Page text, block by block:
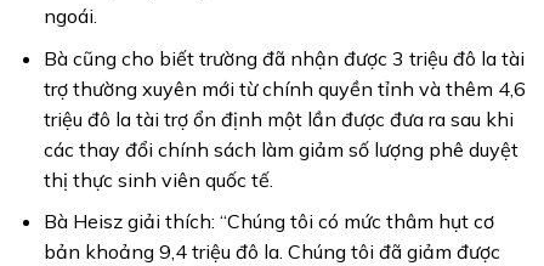
ngoái.
Bà cũng cho biết trường đã nhận được 3 triệu đô la tài
trợ thường xuyên mới từ chính quyền tỉnh và thêm 4,6
triệu đô la tài trợ ổn định một lần được đưa ra sau khi
các thay đổi chính sách làm giảm số lượng phê duyệt
thị thực sinh viên quốc tế.
Bà Heisz giải thích: “Chúng tôi có mức thâm hụt cơ
bản khoảng 9,4 triệu đô la. Chúng tôi đã giảm được